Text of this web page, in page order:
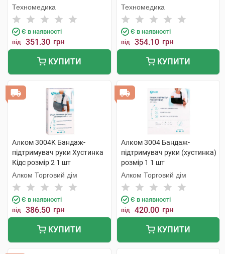
розмір L 1 шт
Техномедика
Є в наявності
від 351.30 грн
КУПИТИ
розмір M 1 шт
Техномедика
Є в наявності
від 354.10 грн
КУПИТИ
Алком 3004K Бандаж-
підтримувач руки Хустинка
Кідс розмір 2 1 шт
Алком Торговий дім
Є в наявності
від 386.50 грн
КУПИТИ
Алком 3004 Бандаж-
підтримувач руки (хустинка)
розмір 1 1 шт
Алком Торговий дім
Є в наявності
від 420.00 грн
КУПИТИ